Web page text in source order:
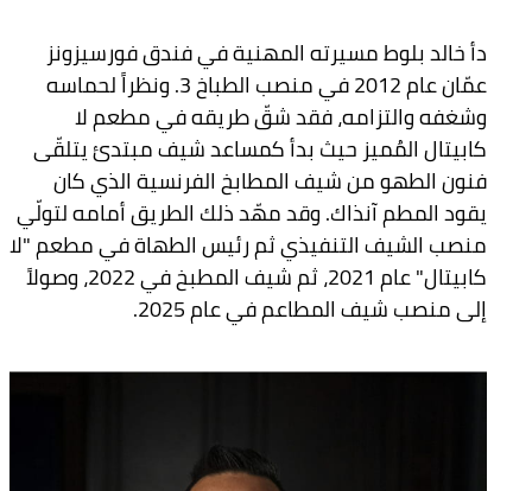
دأ خالد بلوط مسيرته المهنية في فندق فورسيزونز
عمّان عام 2012 في منصب الطباخ 3. ونظراً لحماسه
وشغفه والتزامه، فقد شقّ طريقه في مطعم لا
كابيتال المُميز حيث بدأ كمساعد شيف مبتدئ يتلقّى
فنون الطهو من شيف المطابخ الفرنسية الذي كان
يقود المطم آنذاك. وقد مهّد ذلك الطريق أمامه لتولّي
منصب الشيف التنفيذي ثم رئيس الطهاة في مطعم "لا
كابيتال" عام 2021، ثم شيف المطبخ في 2022، وصولاً
إلى منصب شيف المطاعم في عام 2025.